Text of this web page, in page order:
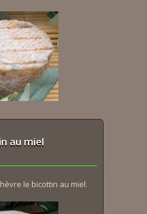
au miel
le bicottin au miel.